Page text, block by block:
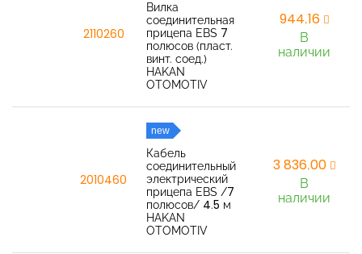
2110260
Вилка
соединительная
прицепа EBS 7
полюсов (пласт.
винт. соед.)
HAKAN
OTOMOTIV
944,16
В
наличии
2010460
new
Кабель
соединительный
электрический
прицепа EBS /7
полюсов/ 4.5 м
HAKAN
OTOMOTIV
3 836,00
В
наличии